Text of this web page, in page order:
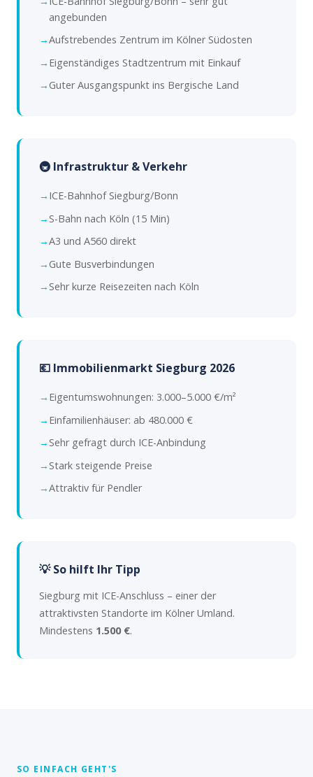
angebunden
Aufstrebendes Zentrum im Kölner Südosten
Eigenständiges Stadtzentrum mit Einkauf
Guter Ausgangspunkt ins Bergische Land
🚇 Infrastruktur & Verkehr
ICE-Bahnhof Siegburg/Bonn
S-Bahn nach Köln (15 Min)
A3 und A560 direkt
Gute Busverbindungen
Sehr kurze Reisezeiten nach Köln
💶 Immobilienmarkt Siegburg 2026
Eigentumswohnungen: 3.000–5.000 €/m²
Einfamilienhäuser: ab 480.000 €
Sehr gefragt durch ICE-Anbindung
Stark steigende Preise
Attraktiv für Pendler
💡 So hilft Ihr Tipp
Siegburg mit ICE-Anschluss – einer der
attraktivsten Standorte im Kölner Umland.
Mindestens 1.500 €.
SO EINFACH GEHT'S